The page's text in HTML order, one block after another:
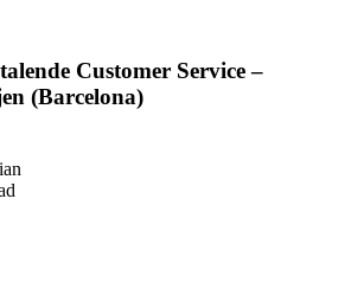
Customer Service –
(Barcelona)